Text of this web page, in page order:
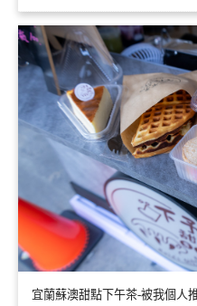
宜蘭蘇澳甜點下午茶-被我個人